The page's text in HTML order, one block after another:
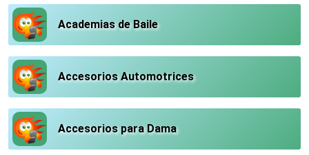
Academias de Baile
Accesorios Automotrices
Accesorios para Dama